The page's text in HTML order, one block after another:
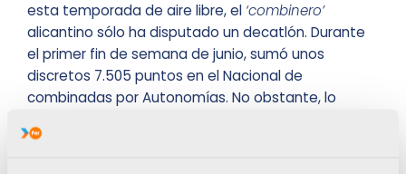
esta temporada de aire libre, el ‘combinero’
alicantino sólo ha disputado un decatlón. Durante
el primer fin de semana de junio, sumó unos
discretos 7.505 puntos en el Nacional de
combinadas por Autonomías. No obstante, lo
recuperar sensaciones. Ahora, este próximo fin de